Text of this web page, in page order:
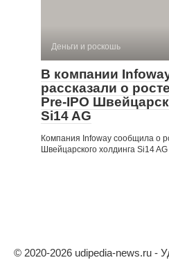
Деньги и роскошь
В компании
рассказали о
Pre-IPO
Si14 AG
Компания Infoway сообщила о
Швейцарского холдинга Si14
© 2020-2026 udipedia-news.ru -